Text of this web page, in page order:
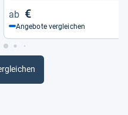
€
Angebote vergleichen